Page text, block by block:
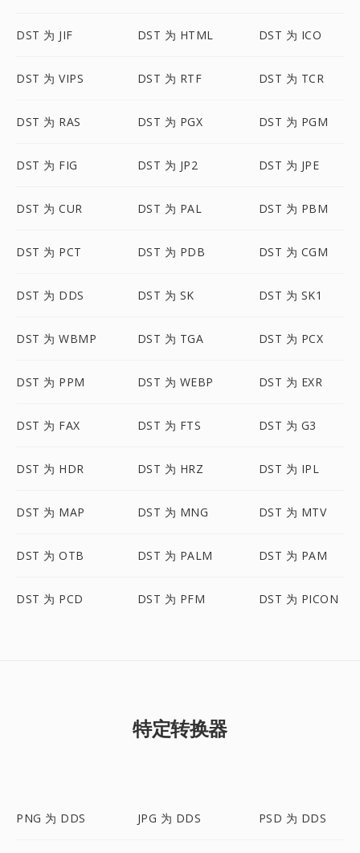
DST 为 JIF DST 为 HTML DST 为 ICO
DST 为 VIPS DST 为 RTF DST 为 TCR
DST 为 RAS DST 为 PGX DST 为 PGM
DST 为 FIG DST 为 JP2 DST 为 JPE
DST 为 CUR DST 为 PAL DST 为 PBM
DST 为 PCT DST 为 PDB DST 为 CGM
DST 为 DDS DST 为 SK DST 为 SK1
DST 为 WBMP DST 为 TGA DST 为 PCX
DST 为 PPM DST 为 WEBP DST 为 EXR
DST 为 FAX DST 为 FTS DST 为 G3
DST 为 HDR DST 为 HRZ DST 为 IPL
DST 为 MAP DST 为 MNG DST 为 MTV
DST 为 OTB DST 为 PALM DST 为 PAM
DST 为 PCD DST 为 PFM DST 为 PICON
特定转换器
PNG 为 DDS JPG 为 DDS PSD 为 DDS